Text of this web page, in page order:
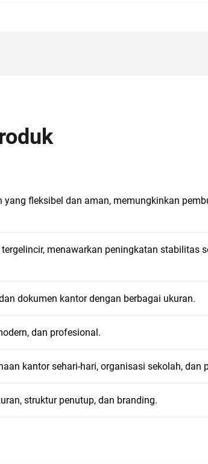
fleksibel dan aman, memungkinkan
menawarkan peningkatan stabilitas
dokumen kantor dengan berbagai ukuran.
dan profesional.
kantor sehari-hari, organisasi sekolah, dan
struktur penutup, dan branding.